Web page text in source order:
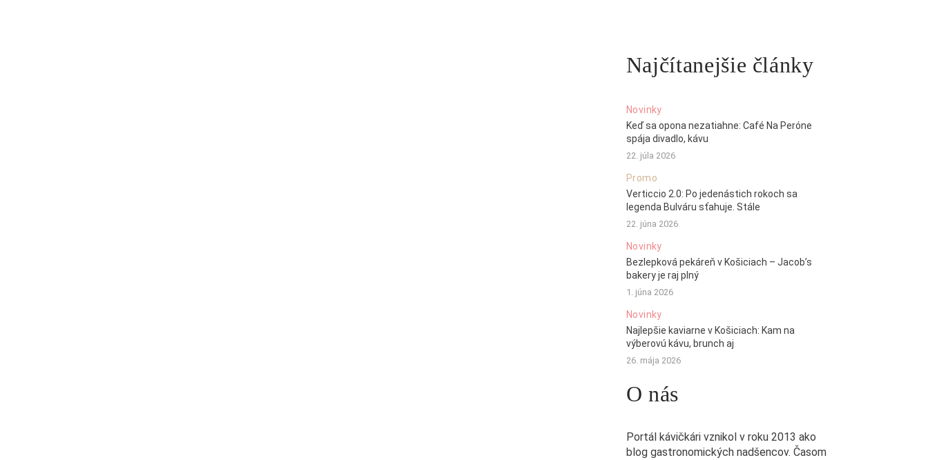
Najčítanejšie články
Novinky
Keď sa opona nezatiahne: Café Na Peróne
spája divadlo, kávu
22. júla 2026
Promo
Verticcio 2.0: Po jedenástich rokoch sa
legenda Bulváru sťahuje. Stále
22. júna 2026
Novinky
Bezlepková pekáreň v Košiciach – Jacob’s
bakery je raj plný
1. júna 2026
Novinky
Najlepšie kaviarne v Košiciach: Kam na
výberovú kávu, brunch aj
26. mája 2026
O nás
Portál kávičkári vznikol v roku 2013 ako
blog gastronomických nadšencov. Časom